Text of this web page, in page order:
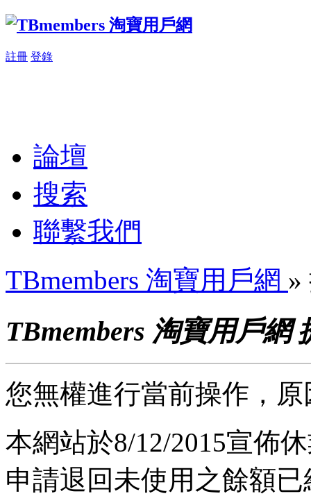
註冊 登錄
論壇
搜索
聯繫我們
TBmembers 淘寶用戶網 »
TBmembers 淘寶用戶網
您無權進行當前操作，
本網站於8/12/2015宣佈
申請退回未使用之餘額